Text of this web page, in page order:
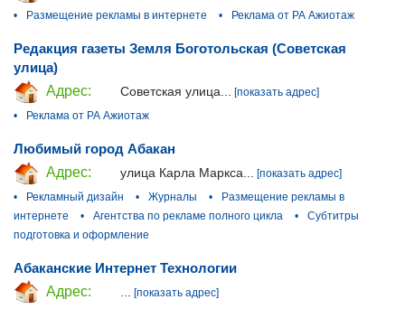
•
Размещение рекламы в интернете • Реклама от РА Ажиотаж
Редакция газеты Земля Боготольская (Советская
улица)
Адрес:
Советская улица...
[показать адрес]
•
Реклама от РА Ажиотаж
Любимый город Абакан
Адрес:
улица Карла Маркса...
[показать адрес]
•
Рекламный дизайн • Журналы •
Размещение рекламы в
интернете
• Агентства по рекламе полного цикла •
Субтитры
подготовка и оформление
Абаканские Интернет Технологии
Адрес:
[показать адрес]